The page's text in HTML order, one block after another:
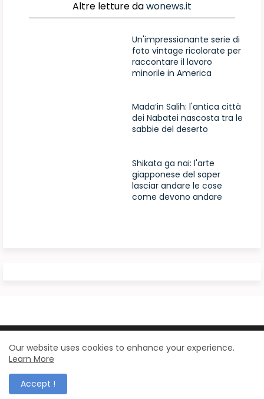
Altre letture dawonews.it
Un'impressionante serie di
foto vintage ricolorate per
raccontare il lavoro
minorile in America
Mada’in Salih: l'antica città
dei Nabatei nascosta tra le
sabbie del deserto
Shikata ga nai: l'arte
giapponese del saper
lasciar andare le cose
come devono andare
Our website uses cookies to enhance your experience.
Learn More
Accept !